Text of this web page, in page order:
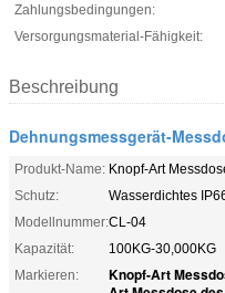
Zahlungsbedingungen:
Versorgungsmaterial-Fähigkeit:
Beschreibung
Dehnungsmessgerät-
Produkt-Name: Knopf-Art
Schutz:
Wasserdichtes
Modellnummer:CL-04
Kapazität:
100KG-30,000KG
Markieren:
Knopf-Art